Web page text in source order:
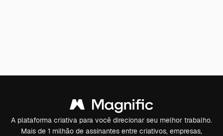
A plataforma criativa para você direcionar seu melhor trabalho.
Mais de 1 milhão de assinantes entre criativos, empresas,